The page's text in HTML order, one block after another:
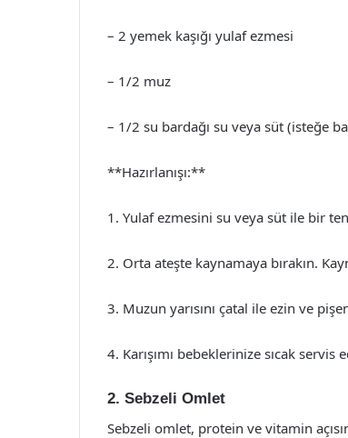
– 2 yemek kaşığı yulaf ezmesi
– 1/2 muz
– 1/2 su bardağı su veya süt (isteğe
**Hazırlanışı:**
1. Yulaf ezmesini su veya süt ile bir
2. Orta ateşte kaynamaya bırakın.
3. Muzun yarısını çatal ile ezin ve
4. Karışımı bebeklerinize sıcak servis
2. Sebzeli Omlet
Sebzeli omlet, protein ve vitamin